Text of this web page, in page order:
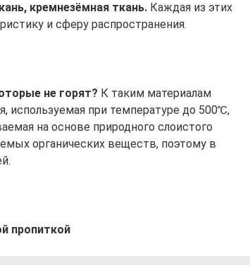
кремнезёмная ткань. Каждая из этих
и сферу распространения.
не горят? К таким материалам
используемая при температуре до 500℃,
на основе природного слоистого
органических веществ, поэтому в
пропиткой